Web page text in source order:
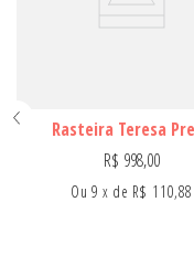
Rasteira Teresa
R$ 998,00
Ou 9 x de R$ 110,88